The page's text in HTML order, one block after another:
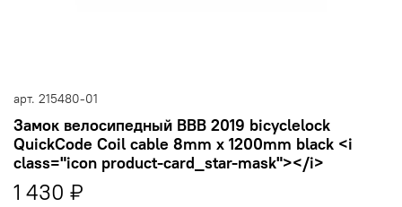
арт. 215480-01
Замок велосипедный BBB 2019 bicyclelock
QuickCode Coil cable 8mm x 1200mm black <i
class="icon product-card_star-mask"></i>
1 430 ₽